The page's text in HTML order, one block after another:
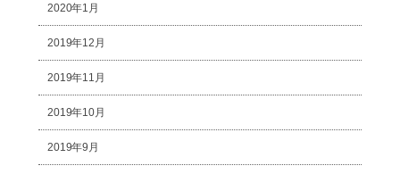
2020年1月
2019年12月
2019年11月
2019年10月
2019年9月